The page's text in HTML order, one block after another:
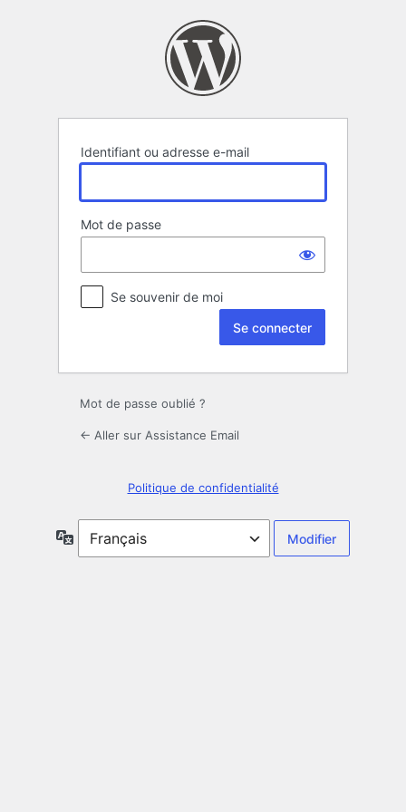
Identifiant ou adresse e-mail
Mot de passe
Se souvenir de moi
Mot de passe oublié ?
← Aller sur Assistance Email
Politique de confidentialité
Langue